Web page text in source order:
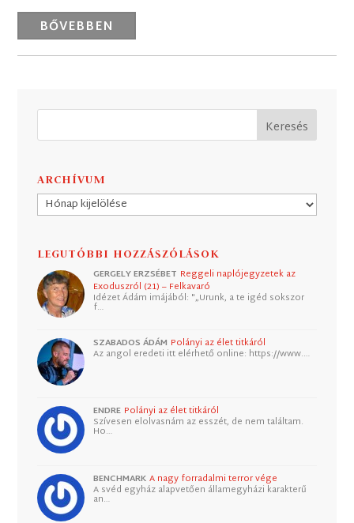
BŐVEBBEN
ARCHÍVUM
Archívum
LEGUTÓBBI HOZZÁSZÓLÁSOK
GERGELY ERZSÉBET Reggeli naplójegyzetek az
Exoduszról (21) – Felkavaró
Idézet Ádám imájából: "„Urunk, a te igéd sokszor
f…
SZABADOS ÁDÁM Polányi az élet titkáról
Az angol eredeti itt elérhető online: https://www.…
ENDRE Polányi az élet titkáról
Szívesen elolvasnám az esszét, de nem találtam.
Ho…
BENCHMARK A nagy forradalmi terror vége
A svéd egyház alapvetően államegyházi karakterű
an…